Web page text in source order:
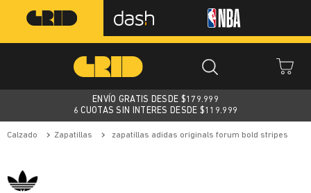
ENVÍO GRATIS DESDE $179.999
6 CUOTAS SIN INTERES DESDE $119.999
calzado zapatillas zapatillas adidas originals forum bold stripes